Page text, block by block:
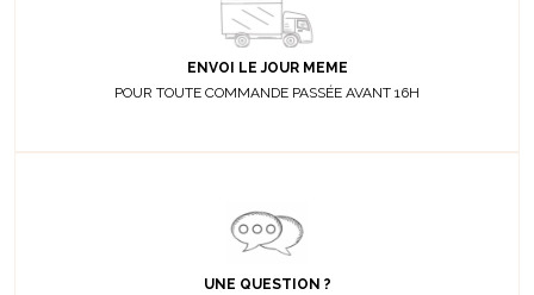
ENVOI LE JOUR MEME
POUR TOUTE COMMANDE PASSÉE AVANT 16H
UNE QUESTION ?